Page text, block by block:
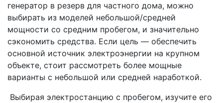
генератор в резерв для частного дома, можно
выбирать из моделей небольшой/средней
мощности со средним пробегом, и значительно
сэкономить средства. Если цель — обеспечить
основной источник электроэнергии на крупном
объекте, стоит рассмотреть более мощные
варианты с небольшой или средней наработкой.
Выбирая электростанцию с пробегом, изучите его